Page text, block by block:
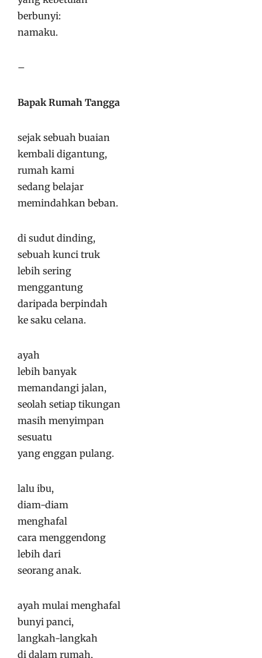
berbunyi:
namaku.
–
Bapak Rumah Tangga
sejak sebuah buaian
kembali digantung,
rumah kami
sedang belajar
memindahkan beban.
di sudut dinding,
sebuah kunci truk
lebih sering
menggantung
daripada berpindah
ke saku celana.
ayah
lebih banyak
memandangi jalan,
seolah setiap tikungan
masih menyimpan
sesuatu
yang enggan pulang.
lalu ibu,
diam-diam
menghafal
cara menggendong
lebih dari
seorang anak.
ayah mulai menghafal
bunyi panci,
langkah-langkah
di dalam rumah,